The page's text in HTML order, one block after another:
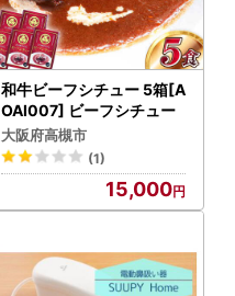
和牛ビーフシチュー 5箱[A
OAI007] ビーフシチュー
大阪府高槻市
(1)
15,000